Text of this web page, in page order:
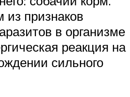
признаков
в организме
реакция на
сильного